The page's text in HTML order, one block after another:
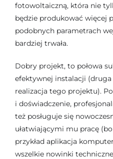
fotowoltaiczną, która nie
będzie produkować więcej
podobnych parametrach
bardziej trwała.
Dobry projekt, to połowa
efektywnej instalacji (druga
realizacja tego projektu).
i doświadczenie,
też posługuje się
ułatwiającymi mu pracę
przykład aplikacja
wszelkie nowinki